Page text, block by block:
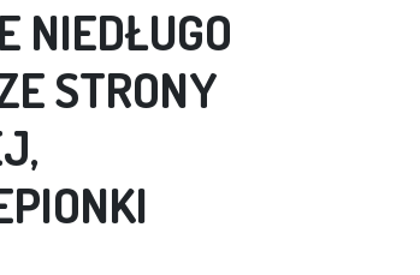
NIEDŁUGO
STRONY